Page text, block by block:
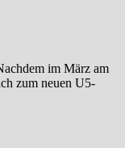
im März am
zum neuen U5-